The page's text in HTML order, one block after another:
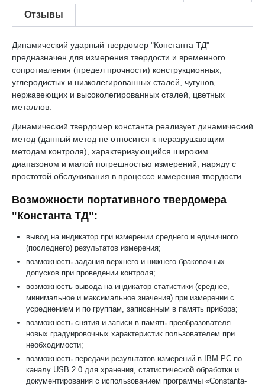
Отзывы
Динамический ударный твердомер "Константа ТД"
предназначен для измерения твердости и временного
сопротивления (предел прочности) конструкционных,
углеродистых и низколегированных сталей, чугунов,
нержавеющих и высоколегированных сталей, цветных
металлов.
Динамический твердомер константа реализует динамический
метод (данный метод не относится к неразрушающим
методам контроля), характеризующийся широким
диапазоном и малой погрешностью измерений, наряду с
простотой обслуживания в процессе измерения твердости.
Возможности портативного твердомера
"Константа ТД":
вывод на индикатор при измерении среднего и единичного
(последнего) результатов измерения;
возможность задания верхнего и нижнего браковочных
допусков при проведении контроля;
возможность вывода на индикатор статистики (среднее,
минимальное и максимальное значения) при измерении с
усреднением и по группам, записанным в память прибора;
возможность снятия и записи в память преобразователя
новых градуировочных характеристик пользователем при
необходимости;
возможность передачи результатов измерений в IBM PC по
каналу USB 2.0 для хранения, статистической обработки и
документирования с использованием программы «Constanta-